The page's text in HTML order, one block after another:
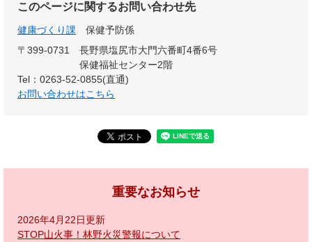
このページに関するお問い合わせ先
健康づくり課
保健予防係
〒399-0731
長野県塩尻市大門六番町4番6号
保健福祉センター2階
Tel：0263-52-0855(直通)
お問い合わせはこちら
重要なお知らせ
2026年4月22日更新
STOP山火事！林野火災警報について